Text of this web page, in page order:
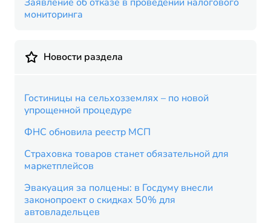
мониторинга
Новости раздела
Гостиницы на сельхозземлях – по новой
упрощенной процедуре
ФНС обновила реестр МСП
Страховка товаров станет обязательной для
маркетплейсов
Эвакуация за полцены: в Госдуму внесли
законопроект о скидках 50% для
автовладельцев